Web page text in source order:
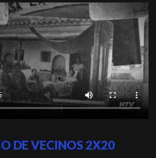
DE VECINOS 2X20